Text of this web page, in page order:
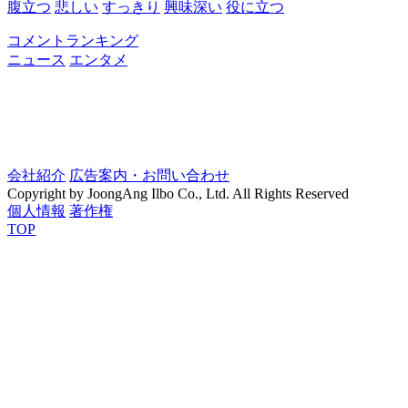
腹立つ 悲しい すっきり 興味深い 役に立つ
コメントランキング
ニュース エンタメ
会社紹介 広告案内・お問い合わせ
Copyright by JoongAng Ilbo Co., Ltd. All Rights Reserved
個人情報 著作権
TOP